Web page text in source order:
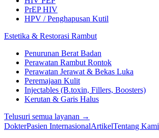
PrEP HIV
HPV / Penghapusan Kutil
Estetika & Restorasi Rambut
Penurunan Berat Badan
Perawatan Rambut Rontok
Perawatan Jerawat & Bekas Luka
Peremajaan Kulit
Injectables (B.toxin, Fillers, Boosters)
Kerutan & Garis Halus
Telusuri semua layanan →
DokterPasien InternasionalArtikelTentang Kami